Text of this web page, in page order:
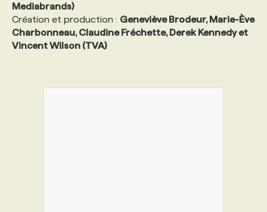
Mediabrands)
Création et production : Geneviève Brodeur, Marie-Ève
Charbonneau, Claudine Fréchette, Derek Kennedy et
Vincent Wilson (TVA)